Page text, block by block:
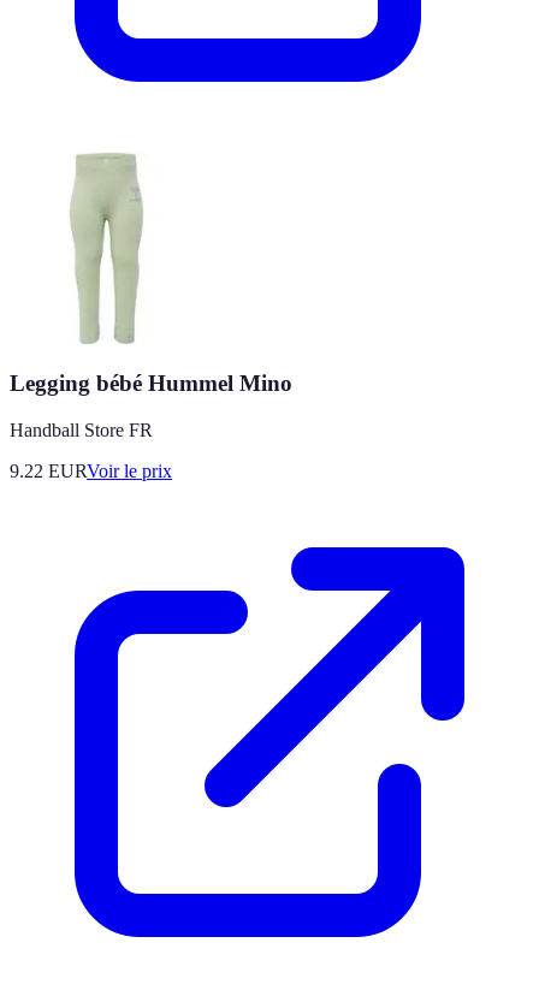
Legging bébé Hummel Mino
Handball Store FR
9.22 EURVoir le prix